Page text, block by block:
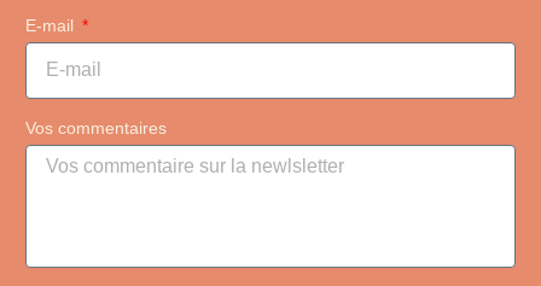
E-mail
Vos commentaires